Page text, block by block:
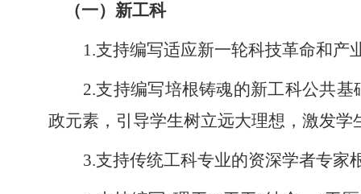
（一） 新工科
1.支持编写适应新一轮科技革命和
2.支持编写培根铸魂的新工科公共
政元素，引导学生树立远大理想，激发
3.支持传统工科专业的资深学者专家